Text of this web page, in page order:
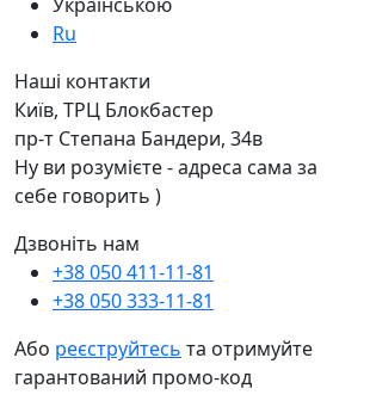
Ru
Наші контакти
Київ, ТРЦ Блокбастер
пр-т Степана Бандери, 34в
Ну ви розумієте - адреса сама за
себе говорить )
Дзвоніть нам
+38 050 411-11-81
+38 050 333-11-81
Або реєструйтесь та отримуйте
гарантований промо-код